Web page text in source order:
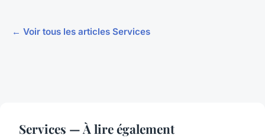
← Voir tous les articles Services
Services — À lire également